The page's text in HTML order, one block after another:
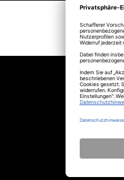
Marken
Buffet
Spülen